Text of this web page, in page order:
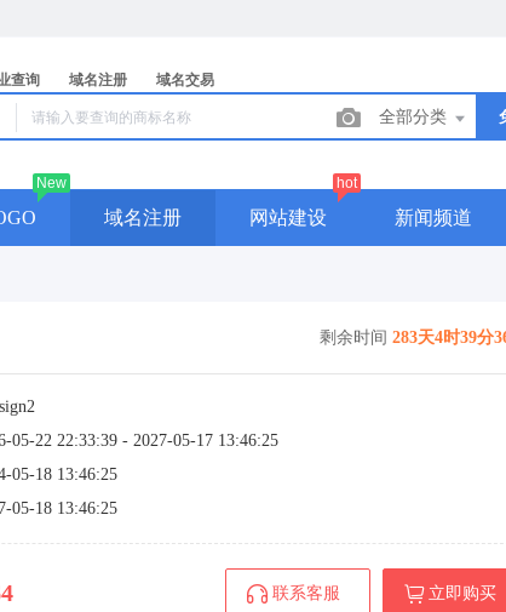
查询 域名注册 域名交易
全部分类
New
域名注册 网站建设
hot
新闻频道
剩余时间 283天4时39分
05-22 22:33:39 - 2027-05-17 13:46:25
05-18 13:46:25
05-18 13:46:25
立即购买
联系客服